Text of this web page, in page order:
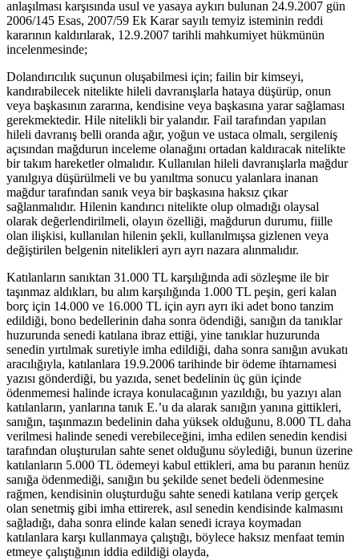
anlaşılması karşısında usul ve yasaya aykırı bulunan 24.9.2007 gün
2006/145 Esas, 2007/59 Ek Karar sayılı temyiz isteminin reddi
kararının kaldırılarak, 12.9.2007 tarihli mahkumiyet hükmünün
incelenmesinde;
Dolandırıcılık suçunun oluşabilmesi için; failin bir kimseyi,
kandırabilecek nitelikte hileli davranışlarla hataya düşürüp, onun
veya başkasının zararına, kendisine veya başkasına yarar sağlaması
gerekmektedir. Hile nitelikli bir yalandır. Fail tarafından yapılan
hileli davranış belli oranda ağır, yoğun ve ustaca olmalı, sergileniş
açısından mağdurun inceleme olanağını ortadan kaldıracak nitelikte
bir takım hareketler olmalıdır. Kullanılan hileli davranışlarla mağdur
yanılgıya düşürülmeli ve bu yanıltma sonucu yalanlara inanan
mağdur tarafından sanık veya bir başkasına haksız çıkar
sağlanmalıdır. Hilenin kandırıcı nitelikte olup olmadığı olaysal
olarak değerlendirilmeli, olayın özelliği, mağdurun durumu, fiille
olan ilişkisi, kullanılan hilenin şekli, kullanılmışsa gizlenen veya
değiştirilen belgenin nitelikleri ayrı ayrı nazara alınmalıdır.
Katılanların sanıktan 31.000 TL karşılığında adi sözleşme ile bir
taşınmaz aldıkları, bu alım karşılığında 1.000 TL peşin, geri kalan
borç için 14.000 ve 16.000 TL için ayrı ayrı iki adet bono tanzim
edildiği, bono bedellerinin daha sonra ödendiği, sanığın da tanıklar
huzurunda senedi katılana ibraz ettiği, yine tanıklar huzurunda
senedin yırtılmak suretiyle imha edildiği, daha sonra sanığın avukatı
aracılığıyla, katılanlara 19.9.2006 tarihinde bir ödeme ihtarnamesi
yazısı gönderdiği, bu yazıda, senet bedelinin üç gün içinde
ödenmemesi halinde icraya konulacağının yazıldığı, bu yazıyı alan
katılanların, yanlarına tanık E.’u da alarak sanığın yanına gittikleri,
sanığın, taşınmazın bedelinin daha yüksek olduğunu, 8.000 TL daha
verilmesi halinde senedi verebileceğini, imha edilen senedin kendisi
tarafından oluşturulan sahte senet olduğunu söylediği, bunun üzerine
katılanların 5.000 TL ödemeyi kabul ettikleri, ama bu paranın henüz
sanığa ödenmediği, sanığın bu şekilde senet bedeli ödenmesine
rağmen, kendisinin oluşturduğu sahte senedi katılana verip gerçek
olan senetmiş gibi imha ettirerek, asıl senedin kendisinde kalmasını
sağladığı, daha sonra elinde kalan senedi icraya koymadan
katılanlara karşı kullanmaya çalıştığı, böylece haksız menfaat temin
etmeye çalıştığının iddia edildiği olayda,